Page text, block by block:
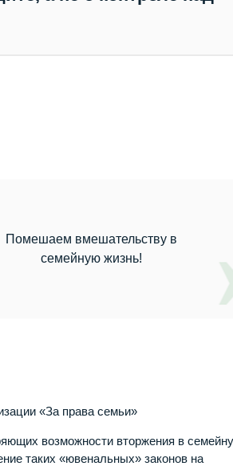
Помешаем вмешательству в
семейную жизнь!
«За права семьи»
возможности вторжения в
таких «ювенальных» законов на